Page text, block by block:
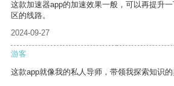
这款加速器app的加速效果一般，可以再提升
区的线路。
2024-09-27
游客
这款app就像我的私人导师，带领我探索知识的